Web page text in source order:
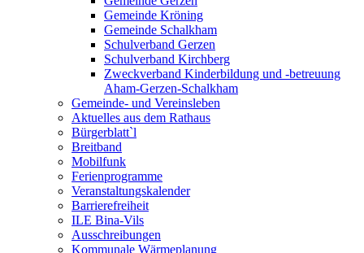
Gemeinde Kröning
Gemeinde Schalkham
Schulverband Gerzen
Schulverband Kirchberg
Zweckverband Kinderbildung und -betreuung
Aham-Gerzen-Schalkham
Gemeinde- und Vereinsleben
Aktuelles aus dem Rathaus
Bürgerblatt`l
Breitband
Mobilfunk
Ferienprogramme
Veranstaltungskalender
Barrierefreiheit
ILE Bina-Vils
Ausschreibungen
Kommunale Wärmeplanung